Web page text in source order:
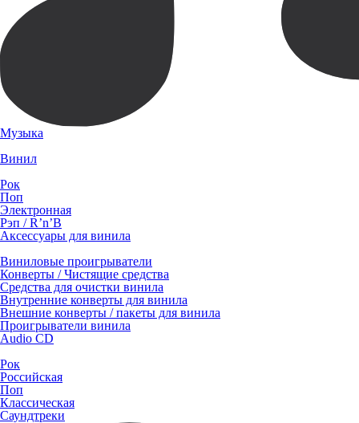
Музыка
Винил
Рок
Поп
Электронная
Рэп / R’n’B
Аксессуары для винила
Виниловые проигрыватели
Конверты / Чистящие средства
Средства для очистки винила
Внутренние конверты для винила
Внешние конверты / пакеты для винила
Проигрыватели винила
Audio CD
Рок
Российская
Поп
Классическая
Саундтреки